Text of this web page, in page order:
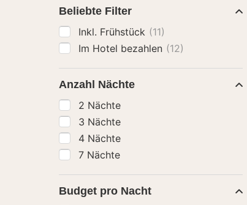
Beliebte Filter
Inkl. Frühstück (11)
Im Hotel bezahlen (12)
Anzahl Nächte
2 Nächte
3 Nächte
4 Nächte
7 Nächte
Budget pro Nacht